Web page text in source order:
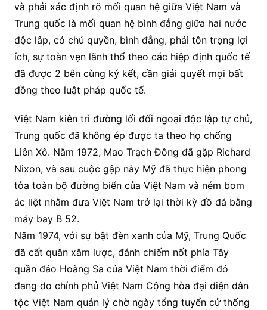
và phải xác định rõ mối quan hệ giữa Việt Nam và
Trung quốc là mối quan hệ bình đẳng giữa hai nước
độc lâp, có chủ quyền, bình đẳng, phải tôn trọng lợi
ích, sự toàn vẹn lãnh thổ theo các hiệp định quốc tế
đã được 2 bên cùng ký kết, cần giải quyết mọi bất
đồng theo luật pháp quốc tế.
Việt Nam kiên trì đường lối đối ngoại độc lập tự chủ,
Trung quốc đã không ép được ta theo họ chống
Liên Xô. Năm 1972, Mao Trạch Đông đã gặp Richard
Nixon, và sau cuộc gập này Mỹ đã thực hiện phong
tỏa toàn bộ đường biển của Việt Nam và ném bom
ác liệt nhằm đưa Việt Nam trở lại thời kỳ đồ đá bằng
máy bay B 52.
Năm 1974, với sự bật đèn xanh của Mỹ, Trung Quốc
đã cất quân xâm lược, đánh chiếm nốt phía Tây
quần đảo Hoàng Sa của Việt Nam thời điểm đó
đang do chính phủ Việt Nam Cộng hòa đại diện dân
tộc Việt Nam quản lý chờ ngày tổng tuyển cử thống